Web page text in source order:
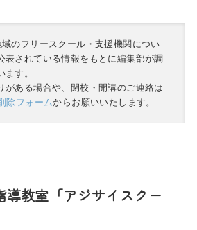
のフリースクール・支援機関につい
表されている情報をもとに編集部が調
す。
がある場合や、閉校・開講のご連絡は
除フォームからお願いいたします。
導教室「アジサイスクー